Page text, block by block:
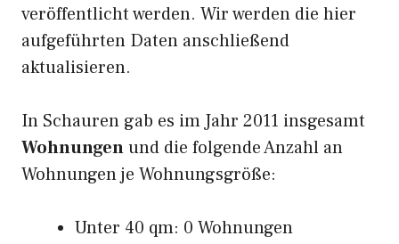
veröffentlicht werden. Wir werden die hier
aufgeführten Daten anschließend
aktualisieren.
In Schauren gab es im Jahr 2011 insgesamt
Wohnungenund die folgende Anzahl an
Wohnungen je Wohnungsgröße:
Unter 40 qm: 0 Wohnungen